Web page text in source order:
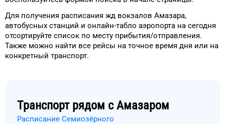
Для получения расписания жд вокзалов Амазара,
автобусных станций и онлайн-табло аэропорта на сегодня
отсортируйте список по месту прибытия/отправления.
Также можно найти все рейсы на точное время дня или на
конкретный транспорт.
Транспорт рядом с Амазаром
Расписание Семиозёрного